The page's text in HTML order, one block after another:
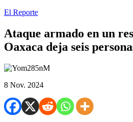
El Reporte
Ataque armado en un
Oaxaca deja seis
8 Nov. 2024